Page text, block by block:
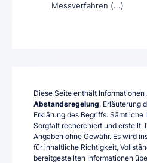
Messverfahren (...)
Diese Seite enthält Informationen
Abstandsregelung, Erläuterung
Erklärung des Begriffs. Sämtliche
Sorgfalt recherchiert und erstellt.
Angaben ohne Gewähr. Es wird
für inhaltliche Richtigkeit,
bereitgestellten Informationen